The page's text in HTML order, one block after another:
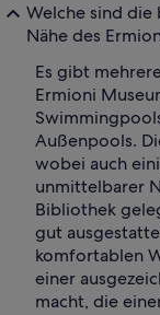
Welche sind
Nähe des
Es gibt
Ermioni
Außenpools.
wobei auch
unmittelbarer
Bibliothek
gut
komfortablen
einer
macht, die